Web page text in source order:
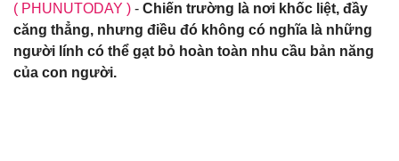
( PHUNUTODAY ) - Chiến trường là nơi khốc liệt, đầy
căng thẳng, nhưng điều đó không có nghĩa là những
người lính có thể gạt bỏ hoàn toàn nhu cầu bản năng
của con người.